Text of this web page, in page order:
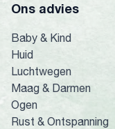
Ons advies
Baby & Kind
Huid
Luchtwegen
Maag & Darmen
Ogen
Rust & Ontspanning